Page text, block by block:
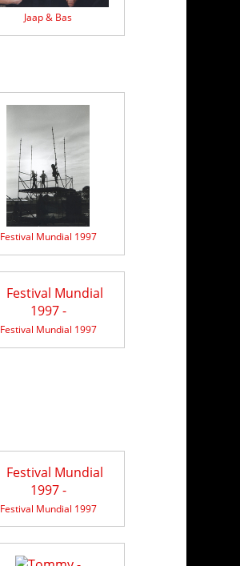
Jaap & Bas
Festival Mundial 1997
Festival Mundial 1997
Festival Mundial 1997